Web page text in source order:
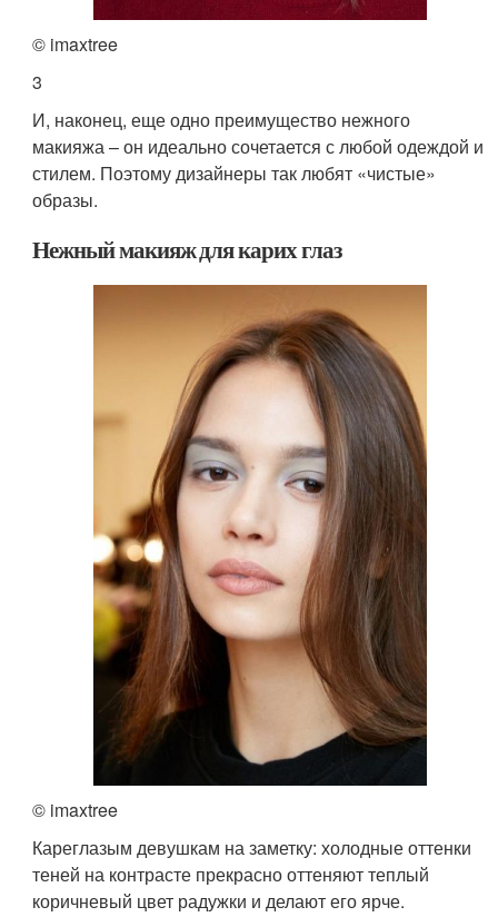
© imaxtree
3
И, наконец, еще одно преимущество нежного
макияжа – он идеально сочетается с любой одеждой и
стилем. Поэтому дизайнеры так любят «чистые»
образы.
Нежный макияж для карих глаз
© imaxtree
Кареглазым девушкам на заметку: холодные оттенки
теней на контрасте прекрасно оттеняют теплый
коричневый цвет радужки и делают его ярче.